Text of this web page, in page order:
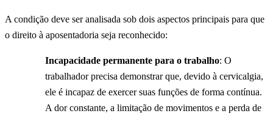
A condição deve ser analisada sob dois aspectos principais para que
o direito à aposentadoria seja reconhecido:
Incapacidade permanente para o trabalho: O
trabalhador precisa demonstrar que, devido à cervicalgia,
ele é incapaz de exercer suas funções de forma contínua.
A dor constante, a limitação de movimentos e a perda de